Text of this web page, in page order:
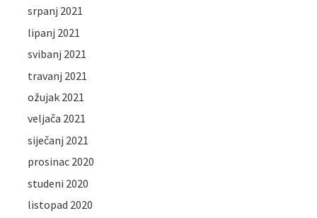
srpanj 2021
lipanj 2021
svibanj 2021
travanj 2021
ožujak 2021
veljača 2021
siječanj 2021
prosinac 2020
studeni 2020
listopad 2020